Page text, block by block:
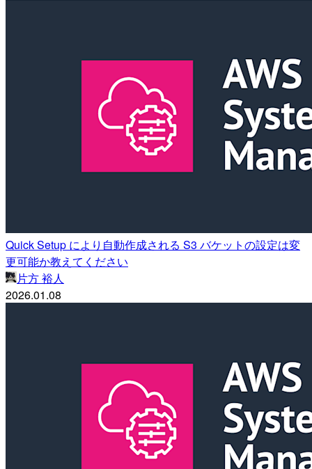
Quick Setup により自動作成される S3 バケットの設定は変
更可能か教えてください
片方 裕人
2026.01.08